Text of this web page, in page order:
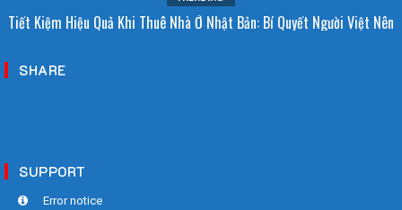
Tiết Kiệm Hiệu Quả Khi Thuê Nhà Ở Nhật Bản: Bí Quyết Người Việt Nên
SHARE
SUPPORT
Error notice